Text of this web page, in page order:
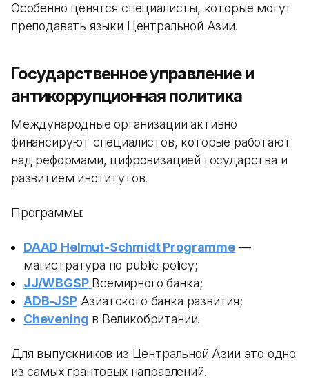
Особенно ценятся специалисты, которые могут
преподавать языки Центральной Азии.
Государственное управление и
антикоррупционная политика
Международные организации активно
финансируют специалистов, которые работают
над реформами, цифровизацией государства и
развитием институтов.
Программы:
DAAD Helmut-Schmidt Programme—
магистратура по public policy;
JJ/WBGSP Всемирного банка;
ADB-JSPАзиатского банка развития;
Chevening в Великобритании.
Для выпускников из Центральной Азии это одно
из самых грантовых направлений.